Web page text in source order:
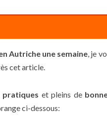
Autriche une semaine, je
cet article.
et pleins de
ci-dessous: